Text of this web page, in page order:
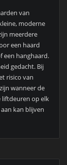
van
moderne
meerdere
een haard
een hanghaard.
gedacht. Bij
risico van
wanneer de
liftdeuren op elk
kan blijven